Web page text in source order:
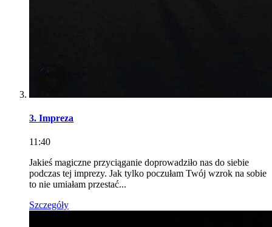
3. Impreza
11:40
Jakieś magiczne przyciąganie doprowadziło nas do siebie
podczas tej imprezy. Jak tylko poczułam Twój wzrok na sobie
to nie umiałam przestać...
Szczegóły